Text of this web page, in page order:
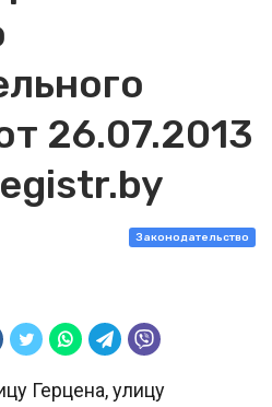
26.07.2013
Законодательство
Герцена, улицу